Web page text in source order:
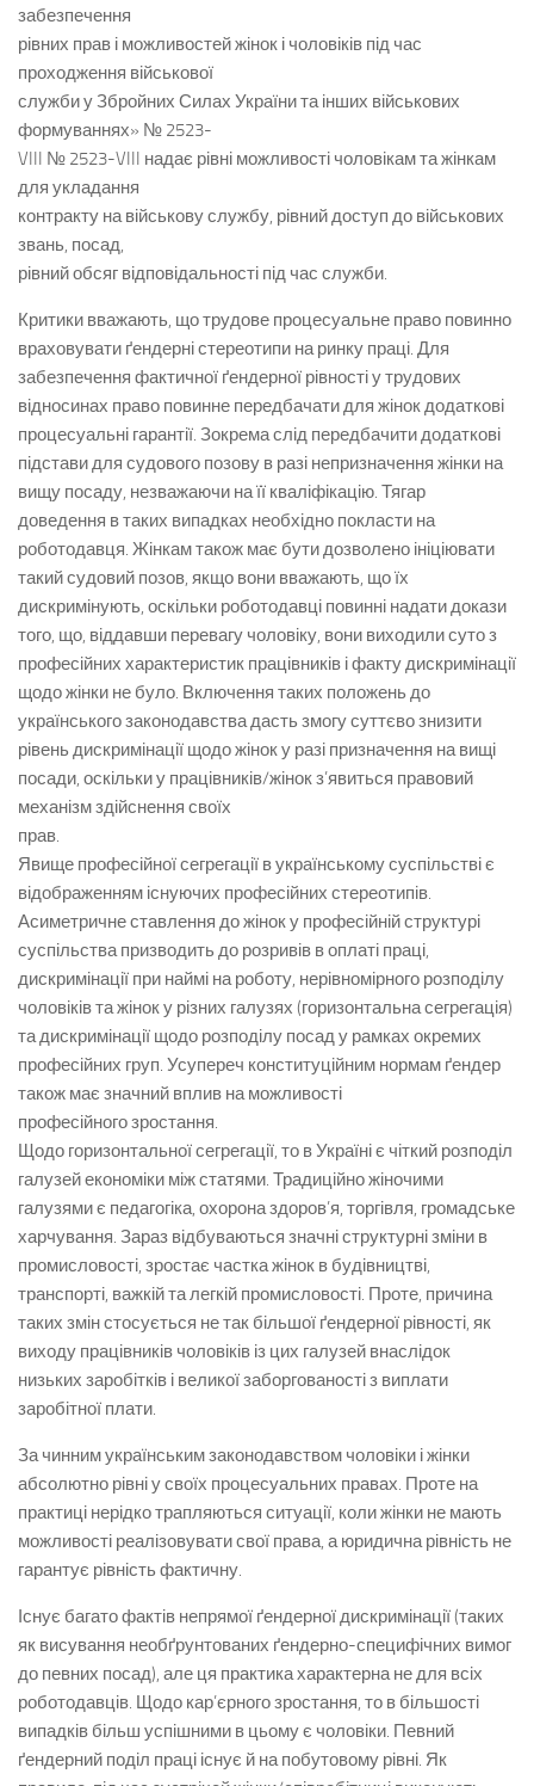
забезпечення
рівних прав і можливостей жінок і чоловіків під час
проходження військової
служби у Збройних Силах України та інших військових
формуваннях» № 2523-
VIII № 2523-VIII надає рівні можливості чоловікам та жінкам
для укладання
контракту на військову службу, рівний доступ до військових
звань, посад,
рівний обсяг відповідальності під час служби.
Критики вважають, що трудове процесуальне право повинно
враховувати ґендерні стереотипи на ринку праці. Для
забезпечення фактичної ґендерної рівності у трудових
відносинах право повинне передбачати для жінок додаткові
процесуальні гарантії. Зокрема слід передбачити додаткові
підстави для судового позову в разі непризначення жінки на
вищу посаду, незважаючи на її кваліфікацію. Тягар
доведення в таких випадках необхідно покласти на
роботодавця. Жінкам також має бути дозволено ініціювати
такий судовий позов, якщо вони вважають, що їх
дискримінують, оскільки роботодавці повинні надати докази
того, що, віддавши перевагу чоловіку, вони виходили суто з
професійних характеристик працівників і факту дискримінації
щодо жінки не було. Включення таких положень до
українського законодавства дасть змогу суттєво знизити
рівень дискримінації щодо жінок у разі призначення на вищі
посади, оскільки у працівників/жінок з’явиться правовий
механізм здійснення своїх
прав.
Явище професійної сегрегації в українському суспільстві є
відображенням існуючих професійних стереотипів.
Асиметричне ставлення до жінок у професійній структурі
суспільства призводить до розривів в оплаті праці,
дискримінації при наймі на роботу, нерівномірного розподілу
чоловіків та жінок у різних галузях (горизонтальна сегрегація)
та дискримінації щодо розподілу посад у рамках окремих
професійних груп. Усупереч конституційним нормам ґендер
також має значний вплив на можливості
професійного зростання.
Щодо горизонтальної сегрегації, то в Україні є чіткий розподіл
галузей економіки між статями. Традиційно жіночими
галузями є педагогіка, охорона здоров’я, торгівля, громадське
харчування. Зараз відбуваються значні структурні зміни в
промисловості, зростає частка жінок в будівництві,
транспорті, важкій та легкій промисловості. Проте, причина
таких змін стосується не так більшої ґендерної рівності, як
виходу працівників чоловіків із цих галузей внаслідок
низьких заробітків і великої заборгованості з виплати
заробітної плати.
За чинним українським законодавством чоловіки і жінки
абсолютно рівні у своїх процесуальних правах. Проте на
практиці нерідко трапляються ситуації, коли жінки не мають
можливості реалізовувати свої права, а юридична рівність не
гарантує рівність фактичну.
Існує багато фактів непрямої ґендерної дискримінації (таких
як висування необґрунтованих ґендерно-специфічних вимог
до певних посад), але ця практика характерна не для всіх
роботодавців. Щодо кар’єрного зростання, то в більшості
випадків більш успішними в цьому є чоловіки. Певний
ґендерний поділ праці існує й на побутовому рівні. Як